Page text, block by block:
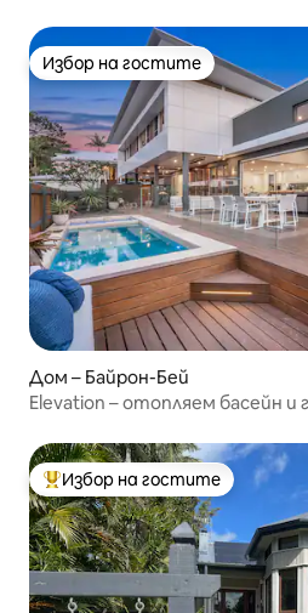
Избор на гостите
Избор на гостите
Дом – Байрон-Бей
Elevation – отопляем басейн и
Най-популярен избор на
Избор на гостите